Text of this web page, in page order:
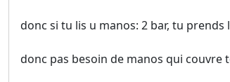
donc si tu lis u manos: 2 bar, tu
donc pas besoin de manos qui couvre